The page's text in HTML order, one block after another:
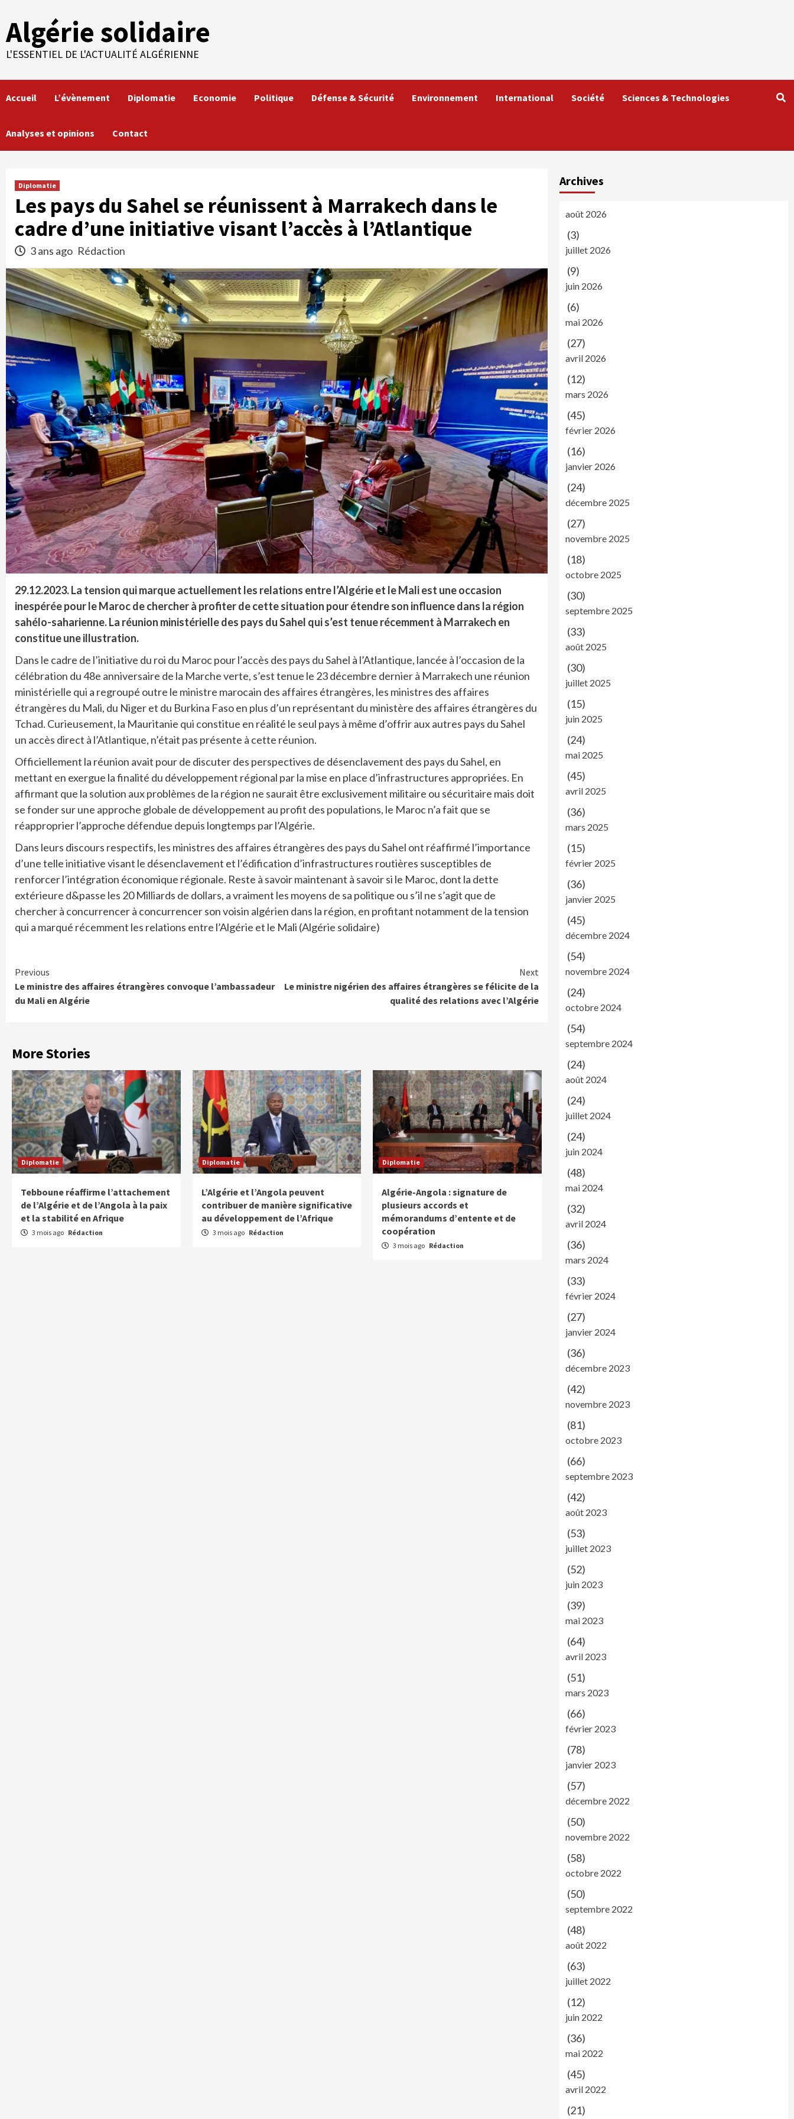
content
Algérie solidaire
L'ESSENTIEL DE L'ACTUALITÉ ALGÉRIENNE
Accueil L’évènement Diplomatie Economie Politique Défense & Sécurité Environnement International Société Sciences & Technologies
Analyses et opinions Contact
Diplomatie
Les pays du Sahel se réunissent à Marrakech dans le
cadre d’une initiative visant l’accès à l’Atlantique
3 ans ago Rédaction
29.12.2023. La tension qui marque actuellement les relations entre l’Algérie et le Mali est une occasion
inespérée pour le Maroc de chercher à profiter de cette situation pour étendre son influence dans la région
sahélo-saharienne. La réunion ministérielle des pays du Sahel qui s’est tenue récemment à Marrakech en
constitue une illustration.
Dans le cadre de l’initiative du roi du Maroc pour l’accès des pays du Sahel à l’Atlantique, lancée à l’occasion de la
célébration du 48e anniversaire de la Marche verte, s’est tenue le 23 décembre dernier à Marrakech une réunion
ministérielle qui a regroupé outre le ministre marocain des affaires étrangères, les ministres des affaires
étrangères du Mali, du Niger et du Burkina Faso en plus d’un représentant du ministère des affaires étrangères du
Tchad. Curieusement, la Mauritanie qui constitue en réalité le seul pays à même d’offrir aux autres pays du Sahel
un accès direct à l’Atlantique, n’était pas présente à cette réunion.
Officiellement la réunion avait pour de discuter des perspectives de désenclavement des pays du Sahel, en
mettant en exergue la finalité du développement régional par la mise en place d’infrastructures appropriées. En
affirmant que la solution aux problèmes de la région ne saurait être exclusivement militaire ou sécuritaire mais doit
se fonder sur une approche globale de développement au profit des populations, le Maroc n’a fait que se
réapproprier l’approche défendue depuis longtemps par l’Algérie.
Dans leurs discours respectifs, les ministres des affaires étrangères des pays du Sahel ont réaffirmé l’importance
d’une telle initiative visant le désenclavement et l’édification d’infrastructures routières susceptibles de
renforcer l’intégration économique régionale. Reste à savoir maintenant à savoir si le Maroc, dont la dette
extérieure d&passe les 20 Milliards de dollars, a vraiment les moyens de sa politique ou s’il ne s’agit que de
chercher à concurrencer à concurrencer son voisin algérien dans la région, en profitant notamment de la tension
qui a marqué récemment les relations entre l’Algérie et le Mali (Algérie solidaire)
Continue
Reading
Previous
Le ministre des affaires étrangères convoque l’ambassadeur
du Mali en Algérie
Next
Le ministre nigérien des affaires étrangères se félicite de la
qualité des relations avec l’Algérie
More Stories
Diplomatie
Tebboune réaffirme l’attachement
de l’Algérie et de l’Angola à la paix
et la stabilité en Afrique
3 mois ago Rédaction
Diplomatie
L’Algérie et l’Angola peuvent
contribuer de manière significative
au développement de l’Afrique
3 mois ago Rédaction
Diplomatie
Algérie-Angola : signature de
plusieurs accords et
mémorandums d’entente et de
coopération
3 mois ago Rédaction
Archives
août 2026
(3)
juillet 2026
(9)
juin 2026
(6)
mai 2026
(27)
avril 2026
(12)
mars 2026
(45)
février 2026
(16)
janvier 2026
(24)
décembre 2025
(27)
novembre 2025
(18)
octobre 2025
(30)
septembre 2025
(33)
août 2025
(30)
juillet 2025
(15)
juin 2025
(24)
mai 2025
(45)
avril 2025
(36)
mars 2025
(15)
février 2025
(36)
janvier 2025
(45)
décembre 2024
(54)
novembre 2024
(24)
octobre 2024
(54)
septembre 2024
(24)
août 2024
(24)
juillet 2024
(24)
juin 2024
(48)
mai 2024
(32)
avril 2024
(36)
mars 2024
(33)
février 2024
(27)
janvier 2024
(36)
décembre 2023
(42)
novembre 2023
(81)
octobre 2023
(66)
septembre 2023
(42)
août 2023
(53)
juillet 2023
(52)
juin 2023
(39)
mai 2023
(64)
avril 2023
(51)
mars 2023
(66)
février 2023
(78)
janvier 2023
(57)
décembre 2022
(50)
novembre 2022
(58)
octobre 2022
(50)
septembre 2022
(48)
août 2022
(63)
juillet 2022
(12)
juin 2022
(36)
mai 2022
(45)
avril 2022
(21)